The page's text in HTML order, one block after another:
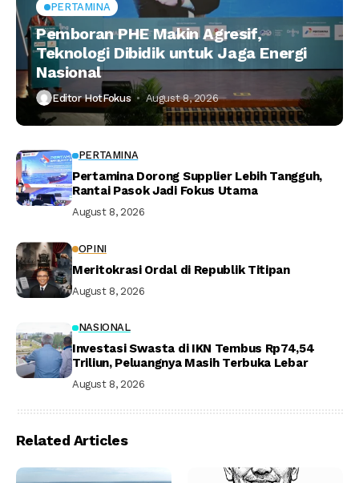
PERTAMINA
Pemboran PHE Makin Agresif,
Teknologi Dibidik untuk Jaga Energi
Nasional
Editor HotFokus August 8, 2026
PERTAMINA
Pertamina Dorong Supplier Lebih Tangguh,
Rantai Pasok Jadi Fokus Utama
August 8, 2026
OPINI
Meritokrasi Ordal di Republik Titipan
August 8, 2026
NASIONAL
Investasi Swasta di IKN Tembus Rp74,54
Triliun, Peluangnya Masih Terbuka Lebar
August 8, 2026
Related Articles